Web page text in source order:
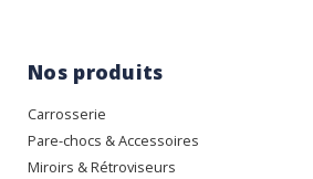
Nos produits
Carrosserie
Pare-chocs & Accessoires
Miroirs & Rétroviseurs